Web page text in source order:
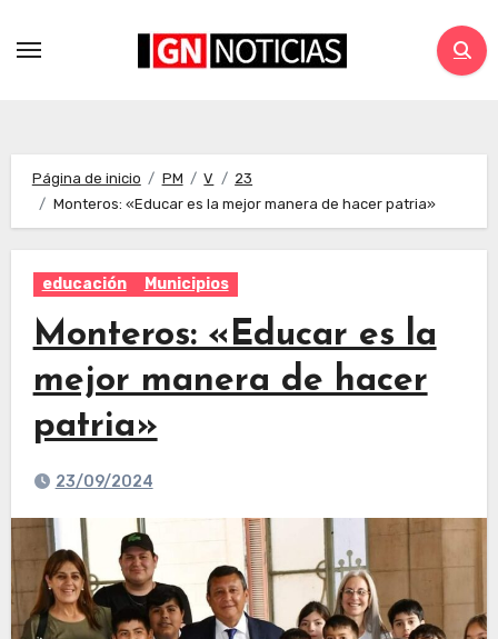
Página de inicio PM V
23
Monteros: «Educar es la mejor manera de hacer patria»
educación Municipios
Monteros: «Educar es la
mejor manera de hacer
patria»
23/09/2024